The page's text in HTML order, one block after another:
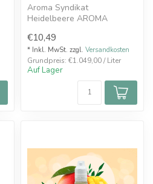
Aroma Syndikat
Heidelbeere AROMA
fruchtiger Heidelbeer-G...
€10,49
* Inkl. MwSt. zzgl. Versandkosten
Grundpreis: €1.049,00 / Liter
Auf Lager